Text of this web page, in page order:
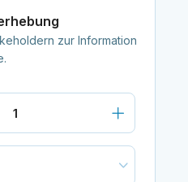
zur Information